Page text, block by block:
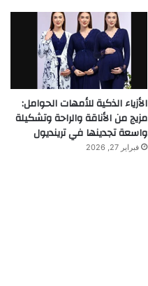
الأزياء الذكية للأمهات الحوامل:
مزيج من الأناقة والراحة وتشكيلة
واسعة تجدينها في ترينديول
فبراير 27, 2026